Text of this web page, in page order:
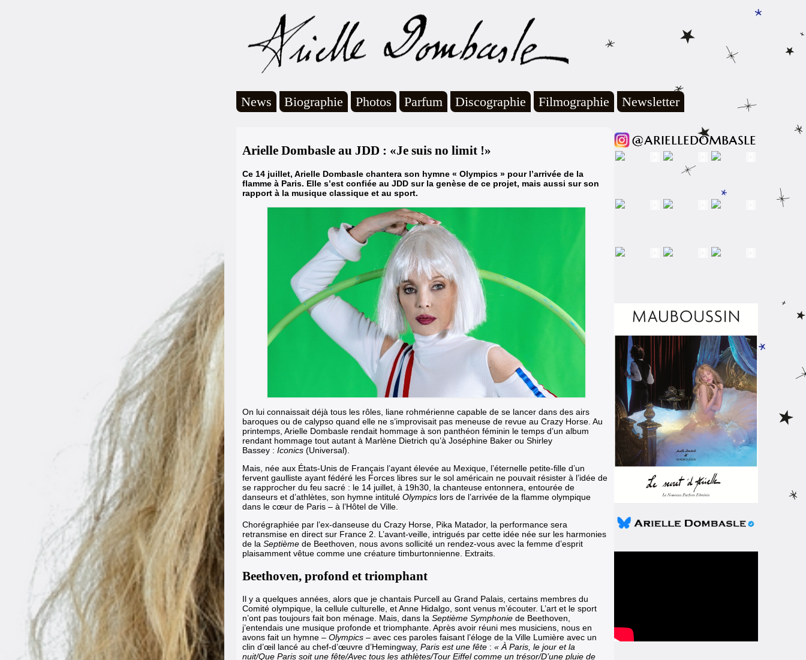
News Biographie Photos Parfum Discographie Filmographie Newsletter
Arielle Dombasle au JDD : «Je suis no limit !»
Ce 14 juillet, Arielle Dombasle chantera son hymne « Olympics » pour l’arrivée de la
flamme à Paris. Elle s’est confiée au JDD sur la genèse de ce projet, mais aussi sur son
rapport à la musique classique et au sport.
On lui connaissait déjà tous les rôles, liane rohmérienne capable de se lancer dans des airs
baroques ou de calypso quand elle ne s’improvisait pas meneuse de revue au Crazy Horse. Au
printemps, Arielle Dombasle rendait hommage à son panthéon féminin le temps d’un album
rendant hommage tout autant à Marlène Dietrich qu’à Joséphine Baker ou Shirley
Bassey : Iconics (Universal).
Mais, née aux États-Unis de Français l’ayant élevée au Mexique, l’éternelle petite-fille d’un
fervent gaulliste ayant fédéré les Forces libres sur le sol américain ne pouvait résister à l’idée de
se rapprocher du feu sacré : le 14 juillet, à 19h30, la chanteuse entonnera, entourée de
danseurs et d’athlètes, son hymne intitulé Olympics lors de l’arrivée de la flamme olympique
dans le cœur de Paris – à l’Hôtel de Ville.
Chorégraphiée par l’ex-danseuse du Crazy Horse, Pika Matador, la performance sera
retransmise en direct sur France 2. L’avant-veille, intrigués par cette idée née sur les harmonies
de la Septième de Beethoven, nous avons sollicité un rendez-vous avec la femme d’esprit
plaisamment vêtue comme une créature timburtonnienne. Extraits.
Beethoven, profond et triomphant
Il y a quelques années, alors que je chantais Purcell au Grand Palais, certains membres du
Comité olympique, la cellule culturelle, et Anne Hidalgo, sont venus m’écouter. L’art et le sport
n’ont pas toujours fait bon ménage. Mais, dans la Septième Symphonie de Beethoven,
j’entendais une musique profonde et triomphante. Après avoir réuni mes musiciens, nous en
avons fait un hymne – Olympics – avec ces paroles faisant l’éloge de la Ville Lumière avec un
clin d’œil lancé au chef-d’œuvre d’Hemingway, Paris est une fête : « À Paris, le jour et la
nuit/Que Paris soit une fête/Avec tous les athlètes/Tour Eiffel comme un trésor/D’une pluie de